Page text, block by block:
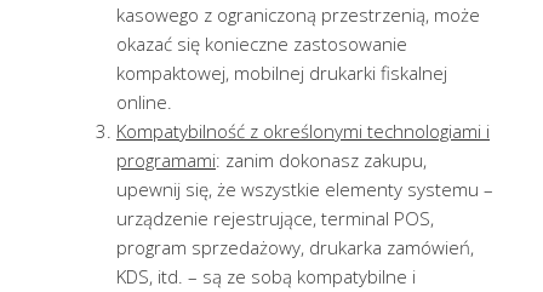
kasowego z ograniczoną przestrzenią, może
okazać się konieczne zastosowanie
kompaktowej, mobilnej drukarki fiskalnej
online.
Kompatybilność z określonymi technologiami i
programami: zanim dokonasz zakupu,
upewnij się, że wszystkie elementy systemu –
urządzenie rejestrujące, terminal POS,
program sprzedażowy, drukarka zamówień,
KDS, itd. – są ze sobą kompatybilne i